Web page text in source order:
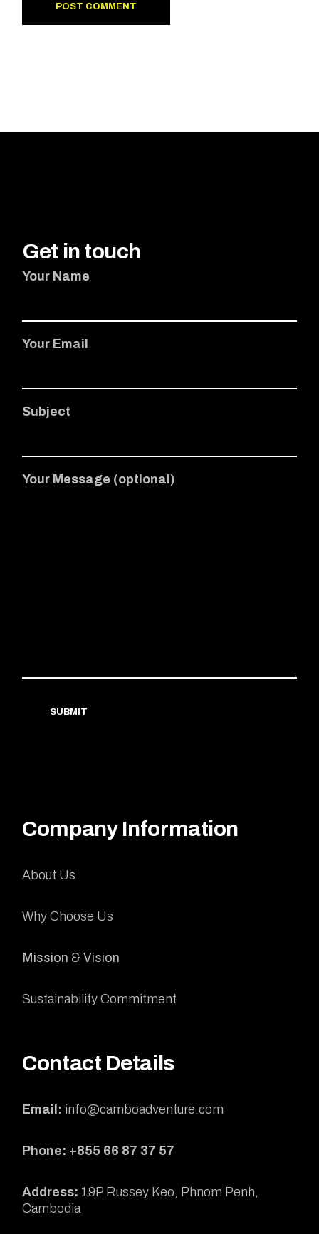
POST COMMENT
Get in touch
Your Name
Your Email
Subject
Your Message (optional)
SUBMIT
Company Information
About Us
Why Choose Us
Mission & Vision
Sustainability Commitment
Contact Details
Email: info@camboadventure.com
Phone: +855 66 87 37 57
Address: 19P Russey Keo, Phnom Penh,
Cambodia